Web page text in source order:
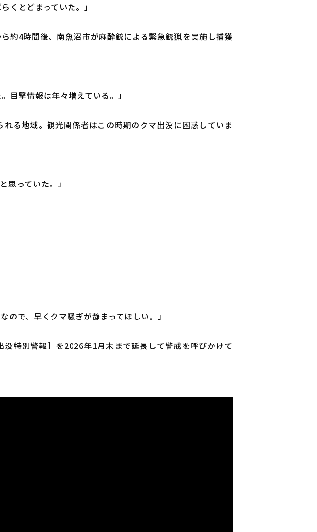
くとどまっていた。」
約4時間後、南魚沼市が麻酔銃による緊急銃猟を実施し捕獲
目撃情報は年々増えている。」
る地域。観光関係者はこの時期のクマ出没に困惑していま
思っていた。」
ので、早くクマ騒ぎが静まってほしい。」
特別警報】を2026年1月末まで延長して警戒を呼びかけて